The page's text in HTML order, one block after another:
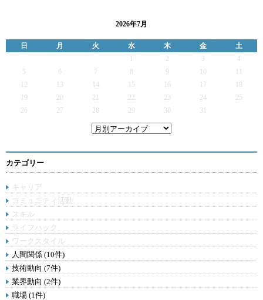
2026年7月
日 月 火 水 木 金
土
2 3
4
5
6 7 9
12
13 14 15 16 17
19
20 21 22 23 24
25
26
27 28 29 30 31
カテゴリー
キャリア
コミュニティ活動
スキル
ライフハック
ワークスタイル
人間関係 (10件)
技術動向 (7件)
業界動向 (2件)
職場 (1件)